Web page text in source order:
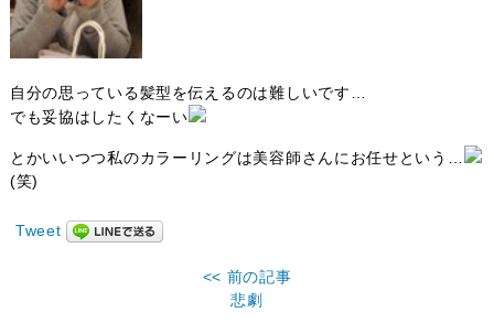
自分の思っている髪型を伝えるのは難しいです…
でも妥協はしたくなーい
とかいいつつ私のカラーリングは美容師さんにお任せという…
(笑)
Tweet
<< 前の記事
悲劇